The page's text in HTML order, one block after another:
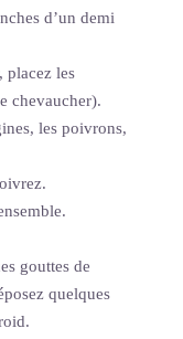
d’un demi
placez les
chevaucher).
les poivrons,
gouttes de
quelques